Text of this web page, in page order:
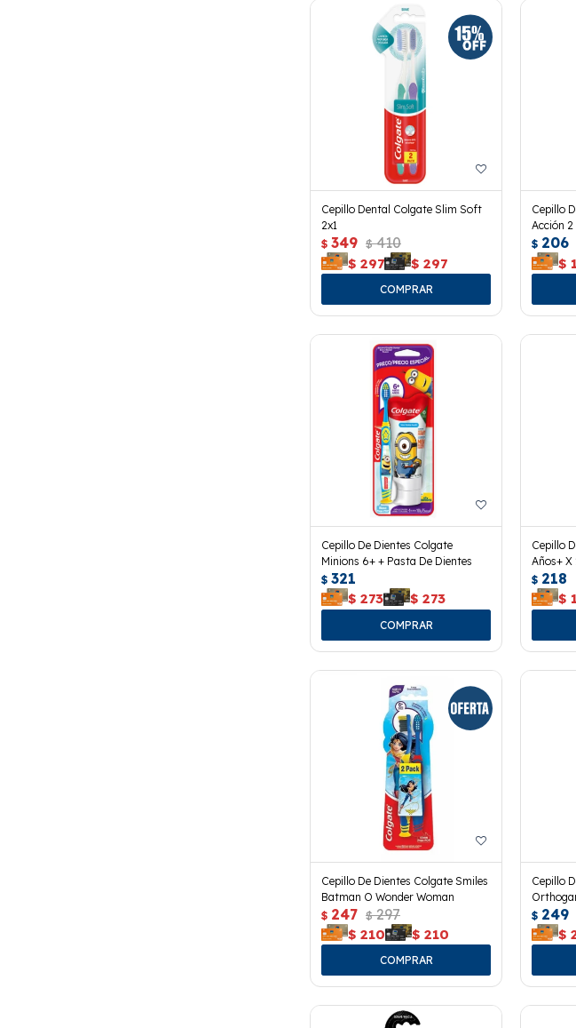
Cepillo Dental Colgate Slim Soft
2x1
$ 349 $ 410
$ 297 $ 297
Cepillo
Acción 2
$ 206
$
Cepillo De Dientes Colgate
Minions 6+ + Pasta De Dientes
$ 321
$ 273 $ 273
Cepillo
Años+ X
$ 218
$
Cepillo De Dientes Colgate Smiles
Batman O Wonder Woman
$ 247 $ 297
$ 210 $ 210
Cepillo
$ 249
$